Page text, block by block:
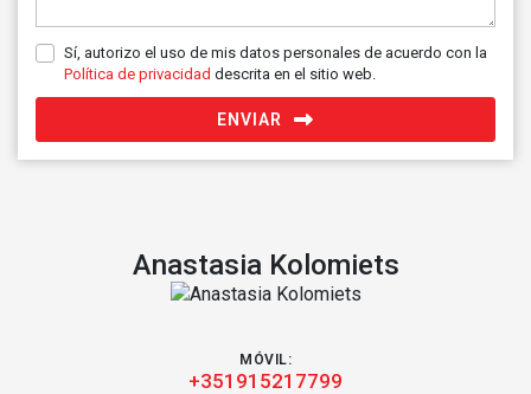
Sí, autorizo el uso de mis datos personales de acuerdo con la
Política de privacidad descrita en el sitio web.
ENVIAR
Anastasia Kolomiets
MÓVIL:
+351915217799